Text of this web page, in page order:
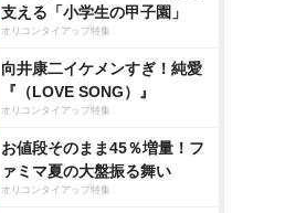
支える「小学生の甲子園」
オリコンタイアップ特集
向井康二イケメンすぎ！純愛
『（LOVE SONG）』
オリコンタイアップ特集
お値段そのまま45％増量！フ
ァミマ夏の大盤振る舞い
オリコンタイアップ特集